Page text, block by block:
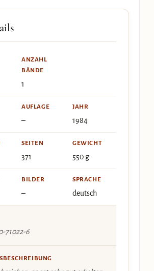
ANZAHL
BÄNDE
1
AUFLAGE
–
JAHR
1984
SEITEN
371
GEWICHT
550 g
BILDER
–
SPRACHE
deutsch
71022-6